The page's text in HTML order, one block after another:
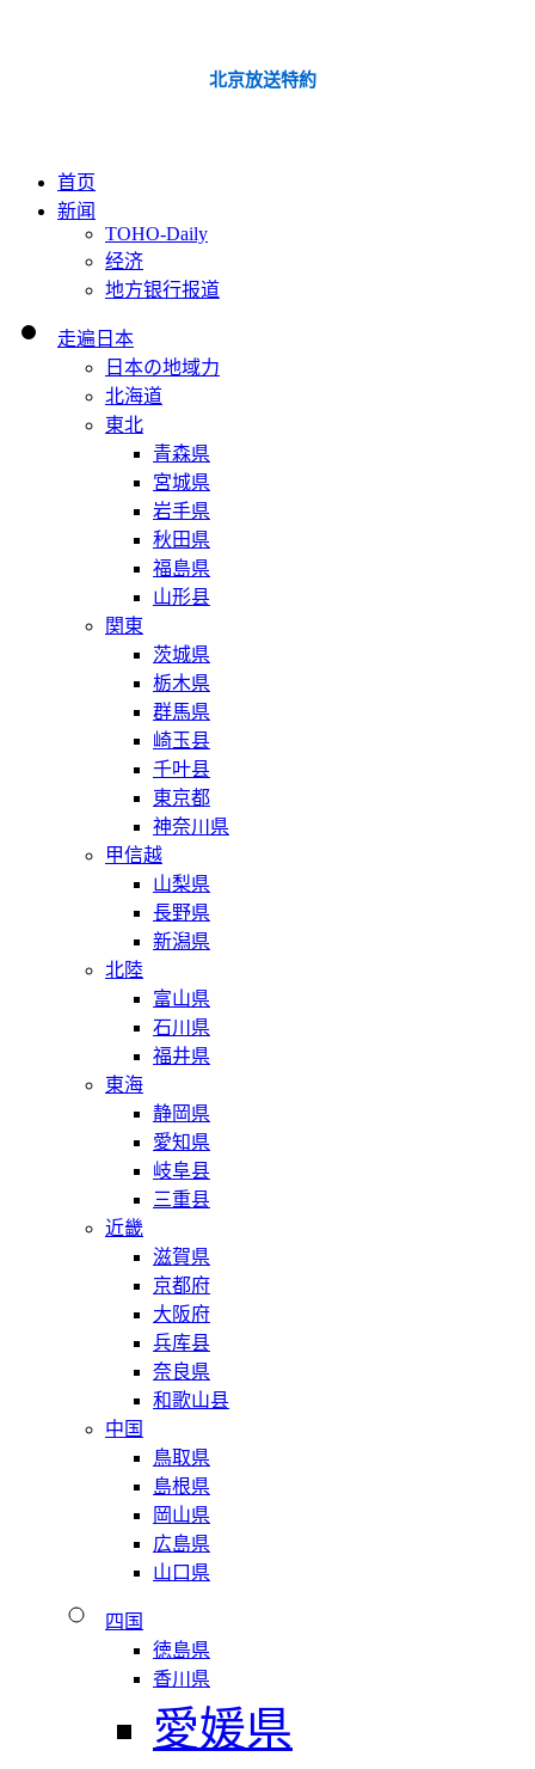
北京放送特約
首页
新闻
TOHO-Daily
经济
地方银行报道
走遍日本
日本の地域力
北海道
東北
青森県
宮城県
岩手県
秋田県
福島県
山形县
関東
茨城県
栃木県
群馬県
崎玉县
千叶县
東京都
神奈川県
甲信越
山梨県
長野県
新潟県
北陸
富山県
石川県
福井県
東海
静岡県
愛知県
岐阜县
三重县
近畿
滋賀県
京都府
大阪府
兵库县
奈良県
和歌山县
中国
鳥取県
島根県
岡山県
広島県
山口県
四国
徳島県
香川県
愛媛県